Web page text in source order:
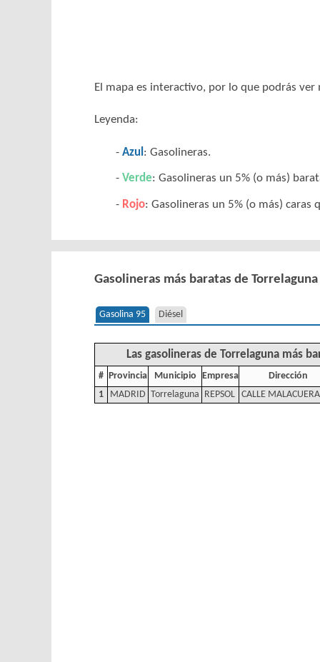
El mapa es interactivo, por lo que podrás
Leyenda:
Azul : Gasolineras.
Verde: Gasolineras un 5% (o más)
Rojo: Gasolineras un 5% (o más) caras
Gasolineras más baratas de Torrelaguna
Gasolina 95 Diésel
Las gasolineras de Torrelaguna más
# Provincia Municipio Empresa
Dirección
1
MADRID Torrelaguna REPSOL CALLE